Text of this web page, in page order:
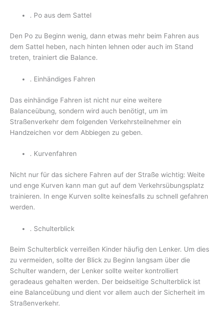
. Po aus dem Sattel
Den Po zu Beginn wenig, dann etwas mehr beim Fahren aus
dem Sattel heben, nach hinten lehnen oder auch im Stand
treten, trainiert die Balance.
. Einhändiges Fahren
Das einhändige Fahren ist nicht nur eine weitere
Balanceübung, sondern wird auch benötigt, um im
Straßenverkehr dem folgenden Verkehrsteilnehmer ein
Handzeichen vor dem Abbiegen zu geben.
. Kurvenfahren
Nicht nur für das sichere Fahren auf der Straße wichtig: Weite
und enge Kurven kann man gut auf dem Verkehrsübungsplatz
trainieren. In enge Kurven sollte keinesfalls zu schnell gefahren
werden.
. Schulterblick
Beim Schulterblick verreißen Kinder häufig den Lenker. Um dies
zu vermeiden, sollte der Blick zu Beginn langsam über die
Schulter wandern, der Lenker sollte weiter kontrolliert
geradeaus gehalten werden. Der beidseitige Schulterblick ist
eine Balanceübung und dient vor allem auch der Sicherheit im
Straßenverkehr.